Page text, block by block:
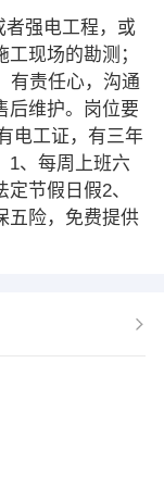
者强电工程，或
现场的勘测；
有责任心，沟通
后维护。岗位要
电工证，有三年
1、每周上班六
节假日假2、
五险，免费提供